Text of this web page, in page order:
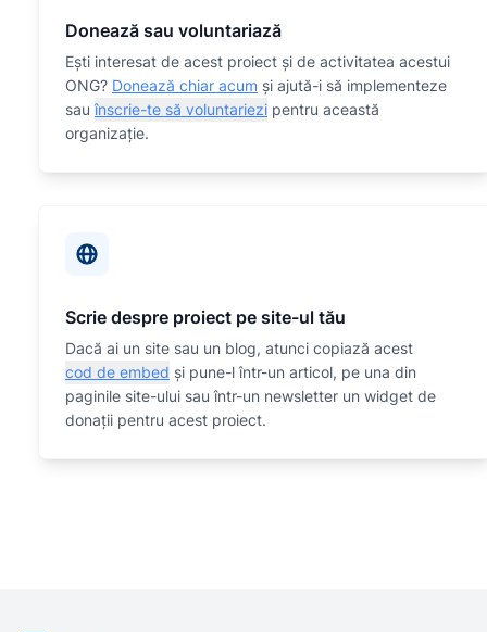
Donează sau voluntariază
Eşti interesat de acest proiect și de activitatea acestui
ONG? Donează chiar acum și ajută-i să implementeze
sauînscrie-te să voluntariezi pentru această
organizaţie.
Scrie despre proiect pe site-ul tău
Dacă ai un site sau un blog, atunci copiază acest
cod de embed și pune-l într-un articol, pe una din
paginile site-ului sau într-un newsletter un widget de
donații pentru acest proiect.